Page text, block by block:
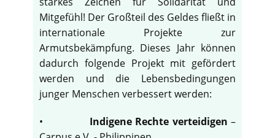
Mitgefühl! Der Großteil des Geldes fließt in
internationale Projekte zur
Armutsbekämpfung. Dieses Jahr können
dadurch folgende Projekt mit gefördert
werden und die Lebensbedingungen
junger Menschen verbessert werden:
• Indigene Rechte verteidigen –